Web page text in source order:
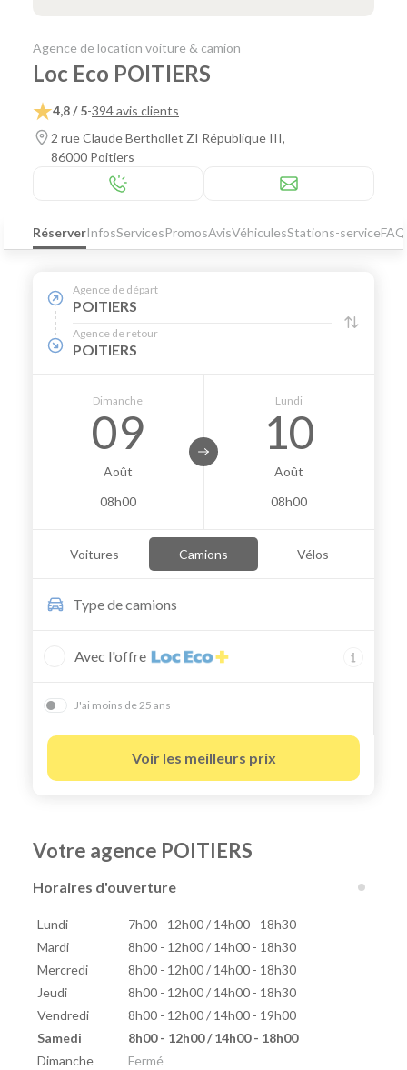
Agence de location voiture & camion
Loc Eco POITIERS
4,8 / 5-394 avis clients
2 rue Claude Berthollet ZI République III,
86000 Poitiers
RéserverInfosServicesPromosAvisVéhiculesStations-serviceFAQ
Agence de départ
POITIERS
Agence de retour
POITIERS
Dimanche
09
Août
08h00
Lundi
10
Août
08h00
Voitures Camions Vélos
Type decamions
Avec l'offre
J'ai moins de 25 ans
Voir les meilleurs prix
Votre agence POITIERS
Horaires d'ouverture
Lundi
7h00 - 12h00 / 14h00 - 18h30
Mardi
8h00 - 12h00 / 14h00 - 18h30
Mercredi
8h00 - 12h00 / 14h00 - 18h30
Jeudi
8h00 - 12h00 / 14h00 - 18h30
Vendredi
8h00 - 12h00 / 14h00 - 19h00
Samedi
8h00 - 12h00 / 14h00 - 18h00
Dimanche
Fermé